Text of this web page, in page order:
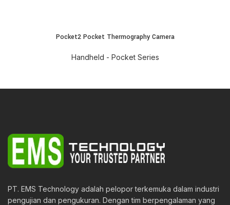
Pocket2 Pocket Thermography Camera
Handheld - Pocket Series
PT. EMS Technology adalah pelopor terkemuka dalam industri
pengujian dan pengukuran. Dengan tim berpengalaman yang